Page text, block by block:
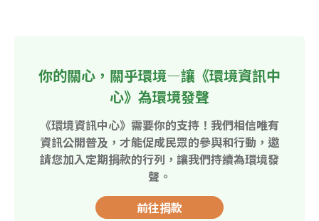
你的關心，關乎環境—讓《環境資訊中
心》為環境發聲
《環境資訊中心》需要你的支持！我們相信唯有
資訊公開普及，才能促成民眾的參與和行動，邀
請您加入定期捐款的行列，讓我們持續為環境發
聲。
前往捐款